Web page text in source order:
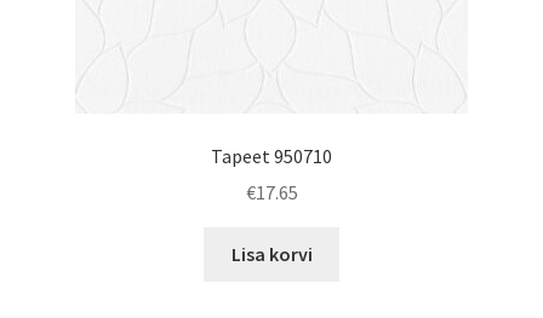
Tapeet 950710
€17.65
Lisa korvi